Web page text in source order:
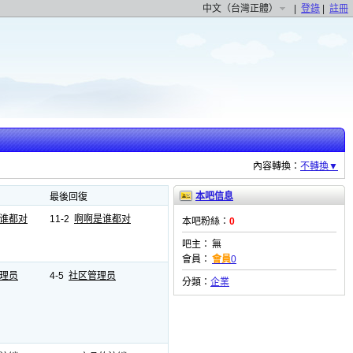
中文（台灣正體） 登錄 註冊
內容轉換： 不轉換▼
最後回復
都对 11-2 啊啊是谁都对
员 4-5 社区管理员
本吧信息
本吧粉絲： 0
吧主： 無
會員： 會員0
分類： 企業